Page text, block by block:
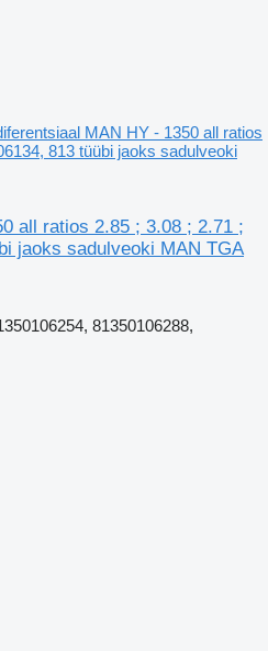
MAN HY - 1350 all ratios
813 tüübi jaoks sadulveoki
all ratios 2.85 ; 3.08 ; 2.71 ;
jaoks sadulveoki MAN TGA
81350106288,